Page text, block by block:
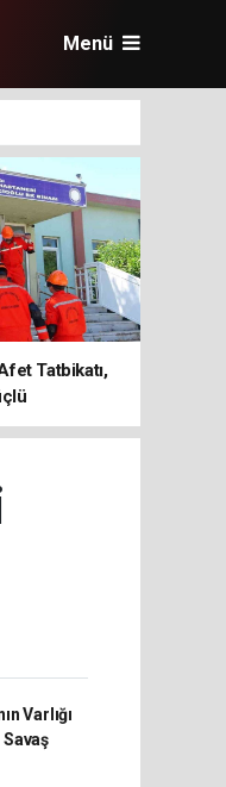
Menü
Tatbikatı,
Varlığı
Savaş